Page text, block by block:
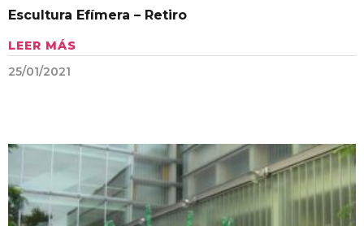
Escultura Efímera – Retiro
LEER MÁS
25/01/2021